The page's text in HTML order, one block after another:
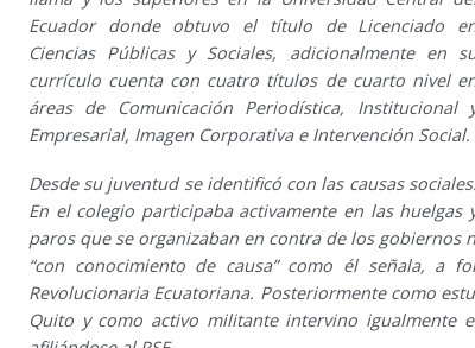
Ecuador donde obtuvo el título de Licenciado
Ciencias Públicas y Sociales, adicionalmente en
currículo cuenta con cuatro títulos de cuarto nivel
áreas de Comunicación Periodística, Institucional
Empresarial, Imagen Corporativa e Intervención Social.
Desde su juventud se identificó con las causas
En el colegio participaba activamente en las huelgas
paros que se organizaban en contra de los gobiernos
“con conocimiento de causa” como él señala, a
Revolucionaria Ecuatoriana. Posteriormente como
Quito y como activo militante intervino igualmente